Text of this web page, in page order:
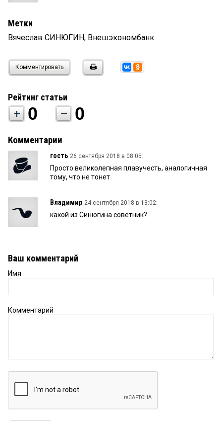
Метки
Вячеслав СИНЮГИН, Внешэкономбанк
Комментировать
Рейтинг статьи
0 0
Комментарии
гость 26 сентября 2018 в 08:05:
Просто великолепная плавучесть, аналогичная
тому, что не тонет
Владимир 24 сентября 2018 в 13:02:
какой из Синюгина советник?
Ваш комментарий
Имя
Комментарий